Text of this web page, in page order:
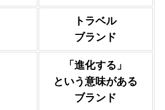
トラベル
ブランド
「進化する」
という意味がある
ブランド